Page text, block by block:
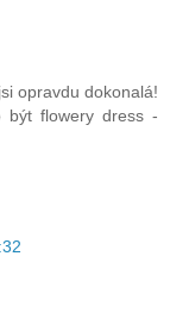
opravdu dokonalá!
být flowery dress -